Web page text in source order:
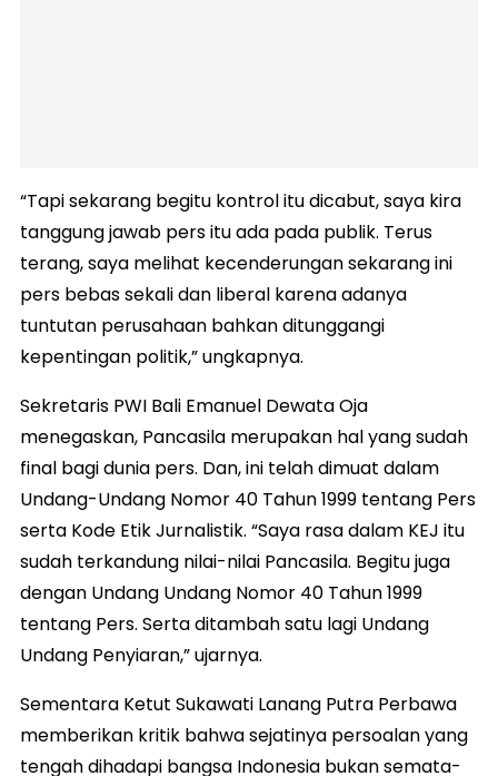
“Tapi sekarang begitu kontrol itu dicabut, saya kira
tanggung jawab pers itu ada pada publik. Terus
terang, saya melihat kecenderungan sekarang ini
pers bebas sekali dan liberal karena adanya
tuntutan perusahaan bahkan ditunggangi
kepentingan politik,” ungkapnya.
Sekretaris PWI Bali Emanuel Dewata Oja
menegaskan, Pancasila merupakan hal yang sudah
final bagi dunia pers. Dan, ini telah dimuat dalam
Undang-Undang Nomor 40 Tahun 1999 tentang Pers
serta Kode Etik Jurnalistik. “Saya rasa dalam KEJ itu
sudah terkandung nilai-nilai Pancasila. Begitu juga
dengan Undang Undang Nomor 40 Tahun 1999
tentang Pers. Serta ditambah satu lagi Undang
Undang Penyiaran,” ujarnya.
Sementara Ketut Sukawati Lanang Putra Perbawa
memberikan kritik bahwa sejatinya persoalan yang
tengah dihadapi bangsa Indonesia bukan semata-